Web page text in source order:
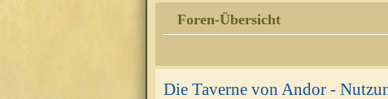
Foren-Übersicht
Die Taverne von Andor -